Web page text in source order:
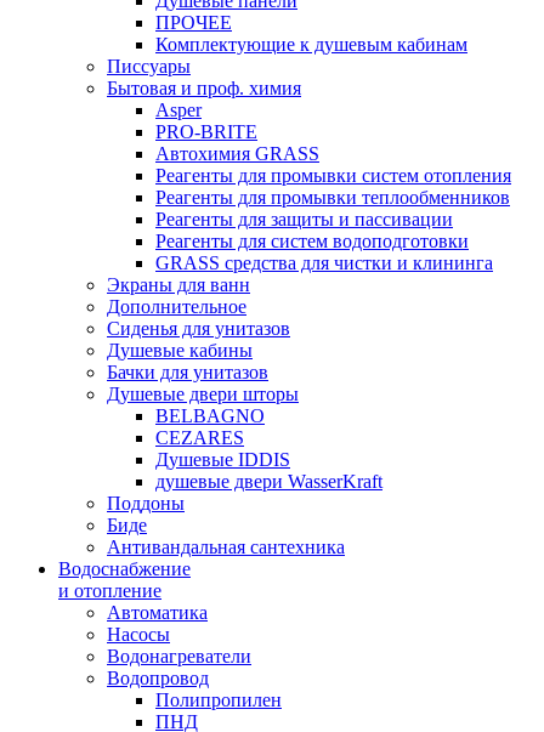
ПРОЧЕЕ
Комплектующие к душевым кабинам
Писсуары
Бытовая и проф. химия
Asper
PRO-BRITE
Автохимия GRASS
Реагенты для промывки систем отопления
Реагенты для промывки теплообменников
Реагенты для защиты и пассивации
Реагенты для систем водоподготовки
GRASS средства для чистки и клининга
Экраны для ванн
Дополнительное
Сиденья для унитазов
Душевые кабины
Бачки для унитазов
Душевые двери шторы
BELBAGNO
CEZARES
Душевые IDDIS
душевые двери WasserKraft
Поддоны
Биде
Антивандальная сантехника
Водоснабжение
и отопление
Автоматика
Насосы
Водонагреватели
Водопровод
Полипропилен
ПНД